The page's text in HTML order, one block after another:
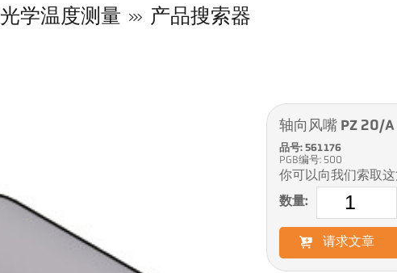
光学温度测量 产品搜索器
轴向风嘴 PZ 20/A
品号: 561176
PGB编号: 500
你可以向我们索取
数量:
请求文章